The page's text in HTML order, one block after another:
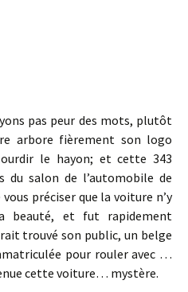
pas peur des mots, plutôt
arbore fièrement son logo
le hayon; et cette 343
du salon de l’automobile de
préciser que la voiture n’y
beauté, et fut rapidement
trouvé son public, un belge
pour rouler avec …
cette voiture… mystère.